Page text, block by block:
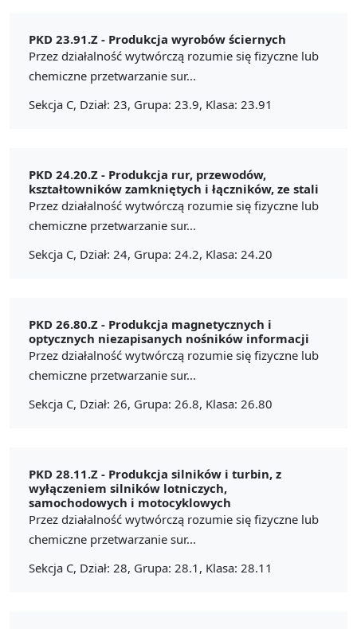
PKD 23.91.Z - Produkcja wyrobów ściernych
Przez działalność wytwórczą rozumie się fizyczne lub
chemiczne przetwarzanie sur...
Sekcja C, Dział: 23, Grupa: 23.9, Klasa: 23.91
PKD 24.20.Z - Produkcja rur, przewodów,
kształtowników zamkniętych i łączników, ze stali
Przez działalność wytwórczą rozumie się fizyczne lub
chemiczne przetwarzanie sur...
Sekcja C, Dział: 24, Grupa: 24.2, Klasa: 24.20
PKD 26.80.Z - Produkcja magnetycznych i
optycznych niezapisanych nośników informacji
Przez działalność wytwórczą rozumie się fizyczne lub
chemiczne przetwarzanie sur...
Sekcja C, Dział: 26, Grupa: 26.8, Klasa: 26.80
PKD 28.11.Z - Produkcja silników i turbin, z
wyłączeniem silników lotniczych,
samochodowych i motocyklowych
Przez działalność wytwórczą rozumie się fizyczne lub
chemiczne przetwarzanie sur...
Sekcja C, Dział: 28, Grupa: 28.1, Klasa: 28.11